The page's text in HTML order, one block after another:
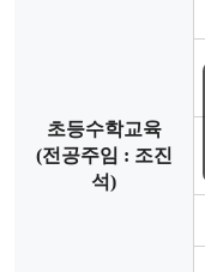
초등수학교육
(전공주임 : 조진
석)